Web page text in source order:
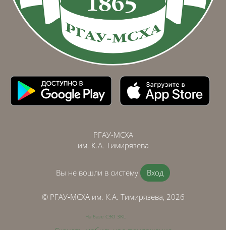
РГАУ-МСХА
им. К.А. Тимирязева
Вы не вошли в систему Вход
© РГАУ‑МСХА им. К.А. Тимирязева, 2026
На базе СЭО 3KL